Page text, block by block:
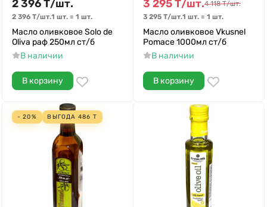
2 396Т/шт.
2 396 Т/шт.1 шт. = 1 шт.
Масло оливковое Solo de
Oliva раф 250мл ст/б
В наличии
В корзину
3 295Т/шт.4 118 Т/шт.
3 295 Т/шт.1 шт. = 1 шт.
Масло оливковое Vkusnel
Pomace 1000мл ст/б
В наличии
В корзину
- 20% ВЫГОДА 486 Т